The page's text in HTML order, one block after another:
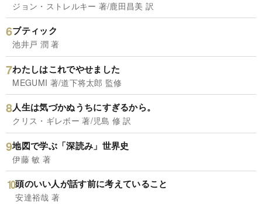
ジョン・ストレルキー 著/鹿田昌美 訳
ブティック
池井戸 潤 著
わたしはこれでやせました
MEGUMI 著/道下将太郎 監修
人生は気づかぬうちにすぎるから。
クリス・ギレボー 著/児島 修 訳
地図で学ぶ「深読み」世界史
伊藤 敏 著
頭のいい人が話す前に考えていること
安達裕哉 著